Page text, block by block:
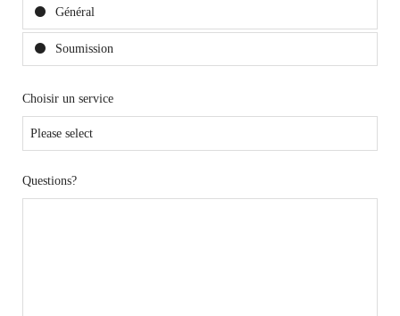
Général
Soumission
Choisir un service
Questions?